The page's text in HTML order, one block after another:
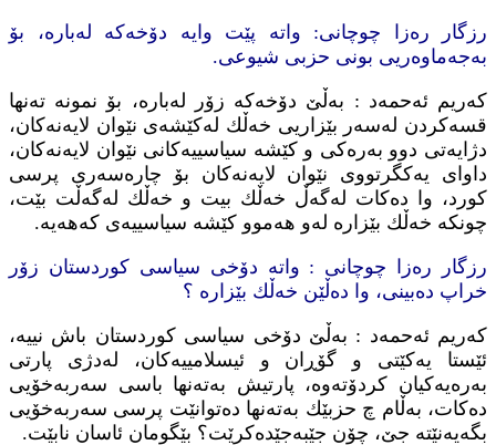
رزگار ره‌زا چوچانی: واته‌ پێت وایه‌ دۆخه‌كه‌ له‌باره‌،‌ بۆ
به‌جه‌ماوه‌ریی بونی حزبی شیوعی.
كه‌ریم ئه‌حمه‌د : به‌ڵێ دۆخه‌كه‌ زۆر له‌باره‌، بۆ نمونه‌ ته‌نها
قسه‌كردن له‌سه‌ر بێزاریی خه‌ڵك له‌كێشه‌ی نێوان لایه‌نه‌كان،
دژایه‌تی دوو به‌ره‌كی و كێشه‌ سیاسییه‌كانی نێوان لایه‌نه‌كان،
داوای یه‌كگرتووی نێوان لایه‌نه‌كان بۆ چاره‌سه‌ری پرسی
كورد، وا ده‌كات له‌گه‌ڵ خه‌ڵك بیت و خه‌ڵك له‌گه‌ڵت بێت،
چونكه‌ خه‌ڵك بێزاره‌ له‌و هه‌موو كێشه‌ سیاسییه‌ی كه‌هه‌یه‌.
رزگار ره‌زا چوچانی : واته‌ دۆخی سیاسی كوردستان زۆر
خراپ ده‌بینی، وا ده‌ڵێن خه‌ڵك بێزاره‌ ؟
كه‌ریم ئه‌حمه‌د : به‌ڵێ دۆخی سیاسی كوردستان باش نییه‌،
ئێستا یه‌كێتی و گۆڕان و ئیسلامییه‌كان، له‌دژی پارتی
به‌ره‌یه‌كیان كردۆته‌وه‌، پارتیش به‌ته‌نها باسی سه‌ربه‌خۆیی
ده‌كات، به‌ڵام چ حزبێك به‌ته‌نها ده‌توانێت پرسی سه‌ربه‌خۆیی
بگه‌یه‌نێته‌ جێ، چۆن جێبه‌جێده‌كرێت؟ بێگومان ئاسان نابێت.